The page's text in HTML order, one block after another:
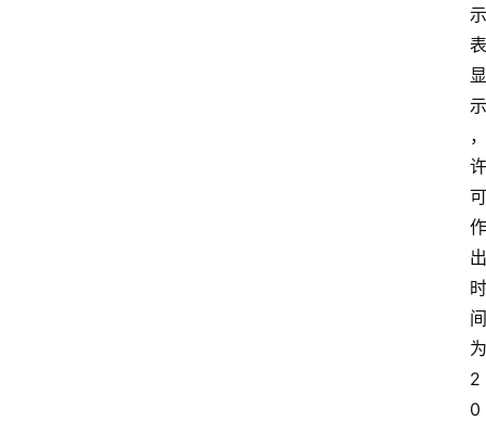
示
表
显
示
，
许
可
作
出
时
间
为
2
0